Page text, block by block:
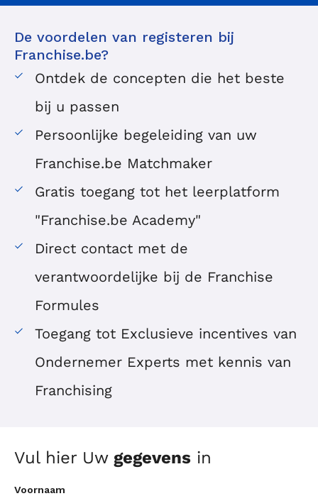
De voordelen van registeren bij
Franchise.be?
Ontdek de concepten die het beste
bij u passen
Persoonlijke begeleiding van uw
Franchise.be Matchmaker
Gratis toegang tot het leerplatform
"Franchise.be Academy"
Direct contact met de
verantwoordelijke bij de Franchise
Formules
Toegang tot Exclusieve incentives van
Ondernemer Experts met kennis van
Franchising
Vul hier Uw gegevens in
Voornaam